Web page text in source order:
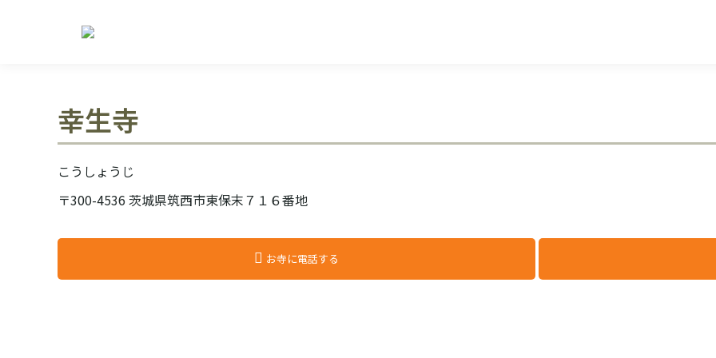
幸生寺
こうしょうじ
〒300-4536 茨城県筑西市東保末７１６番地
お寺に電話する